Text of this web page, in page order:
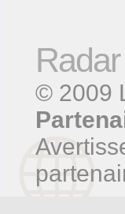
© 2009